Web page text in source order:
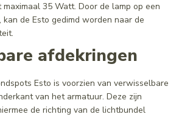
35 Watt. Door de lamp op een
de Esto gedimd worden naar de
afdekringen
Esto is voorzien van verwisselbare
van het armatuur. Deze zijn
de richting van de lichtbundel